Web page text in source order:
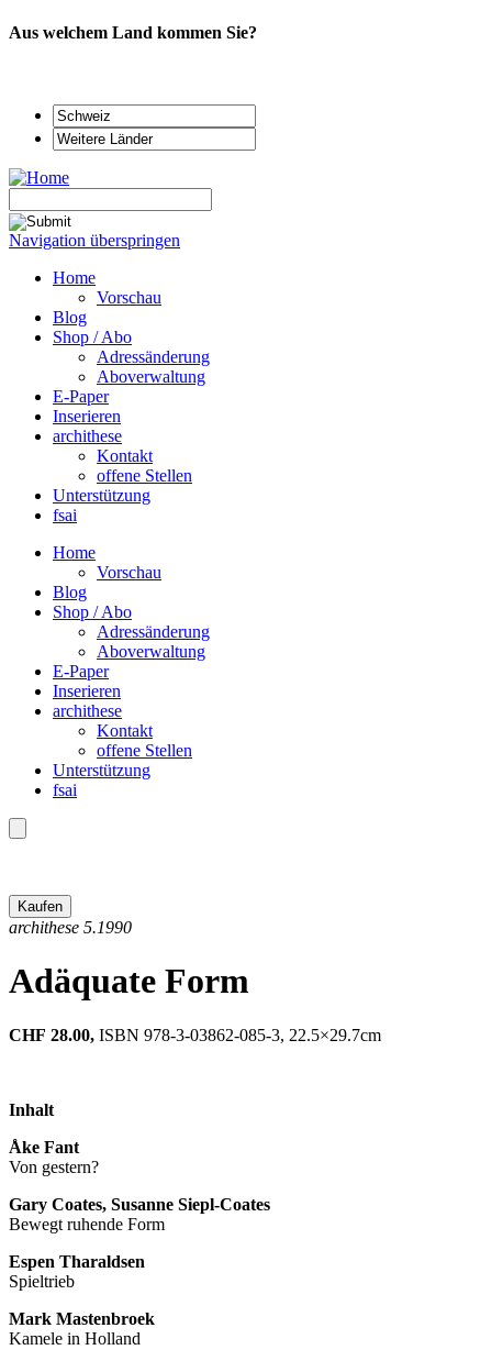
Aus welchem Land kommen Sie?
Navigation überspringen
Home
Vorschau
Blog
Shop / Abo
Adressänderung
Aboverwaltung
E-Paper
Inserieren
archithese
Kontakt
offene Stellen
Unterstützung
fsai
Home
Vorschau
Blog
Shop / Abo
Adressänderung
Aboverwaltung
E-Paper
Inserieren
archithese
Kontakt
offene Stellen
Unterstützung
fsai
archithese 5.1990
Adäquate Form
CHF 28.00, ISBN 978-3-03862-085-3, 22.5×29.7cm
Inhalt
Åke Fant
Von gestern?
Gary Coates, Susanne Siepl-Coates
Bewegt ruhende Form
Espen Tharaldsen
Spieltrieb
Mark Mastenbroek
Kamele in Holland